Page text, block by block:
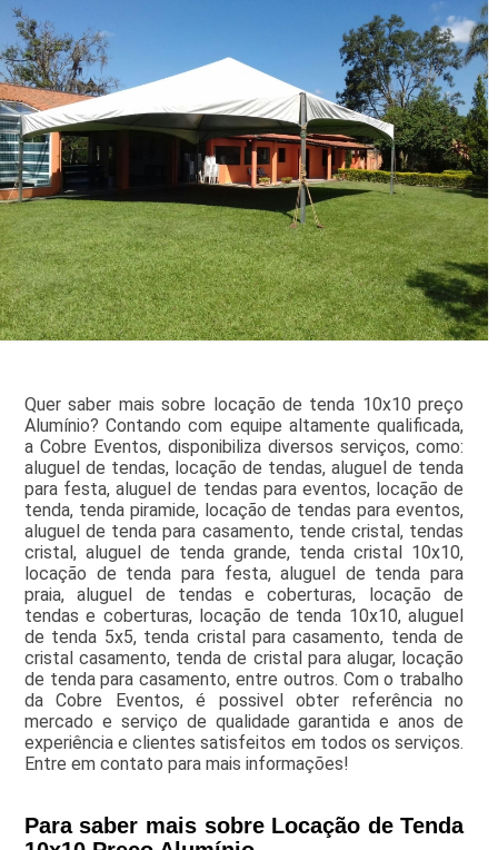
Quer saber mais sobre locação de tenda 10x10 preço
Alumínio? Contando com equipe altamente qualificada,
a Cobre Eventos, disponibiliza diversos serviços, como:
aluguel de tendas, locação de tendas, aluguel de tenda
para festa, aluguel de tendas para eventos, locação de
tenda, tenda piramide, locação de tendas para eventos,
aluguel de tenda para casamento, tende cristal, tendas
cristal, aluguel de tenda grande, tenda cristal 10x10,
locação de tenda para festa, aluguel de tenda para
praia, aluguel de tendas e coberturas, locação de
tendas e coberturas, locação de tenda 10x10, aluguel
de tenda 5x5, tenda cristal para casamento, tenda de
cristal casamento, tenda de cristal para alugar, locação
de tenda para casamento, entre outros. Com o trabalho
da Cobre Eventos, é possivel obter referência no
mercado e serviço de qualidade garantida e anos de
experiência e clientes satisfeitos em todos os serviços.
Entre em contato para mais informações!
Para saber mais sobre Locação de Tenda